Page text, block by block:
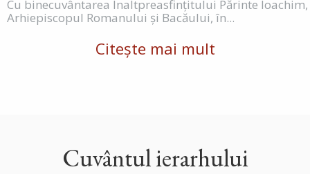
Cu binecuvântarea Înaltpreasfințitului Părinte Ioachim,
Arhiepiscopul Romanului și Bacăului, în...
Citește mai mult
Cuvântul ierarhului